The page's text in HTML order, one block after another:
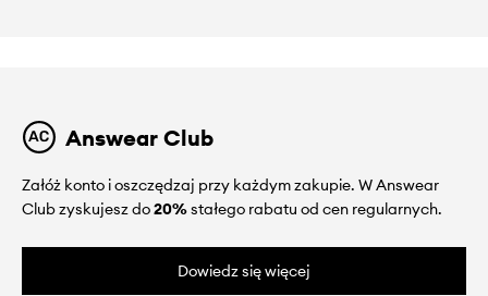
Answear Club
Załóż konto i oszczędzaj przy każdym zakupie. W Answear
Club zyskujesz do20%stałego rabatu od cen regularnych.
Dowiedz się więcej